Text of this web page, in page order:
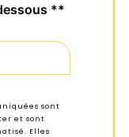
**
sont
et sont
Elles